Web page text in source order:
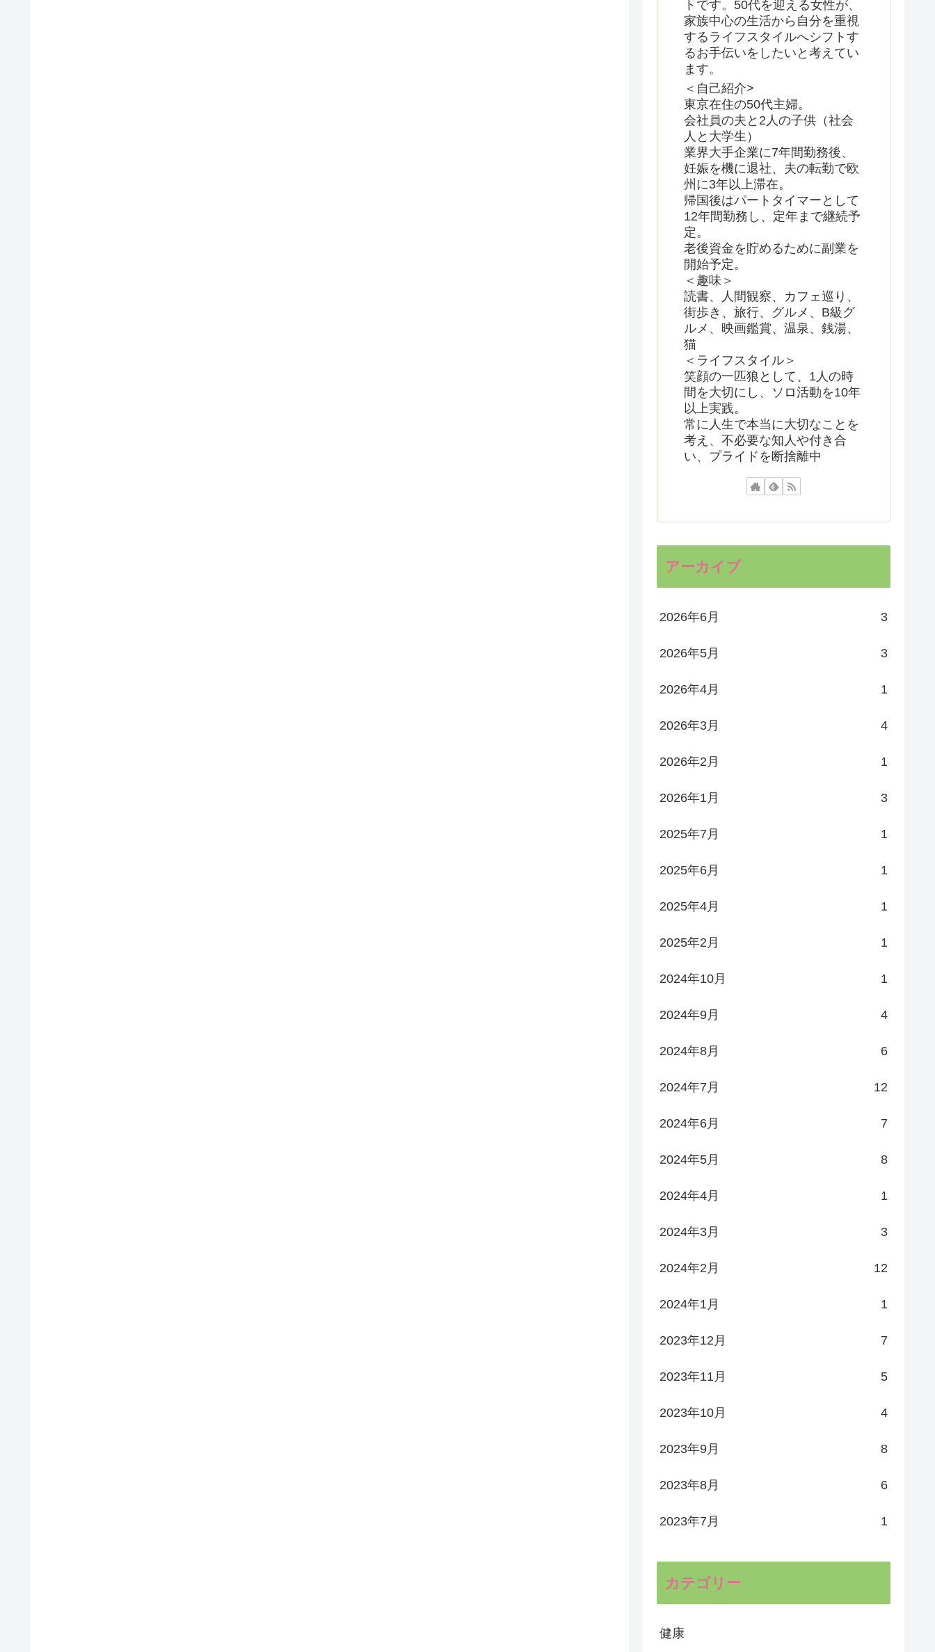
トです。50代を迎える女性が、
家族中心の生活から自分を重視
するライフスタイルへシフトす
るお手伝いをしたいと考えてい
ます。
＜自己紹介>
東京在住の50代主婦。
会社員の夫と2人の子供（社会
人と大学生）
業界大手企業に7年間勤務後、
妊娠を機に退社、夫の転勤で欧
州に3年以上滞在。
帰国後はパートタイマーとして
12年間勤務し、定年まで継続予
定。
老後資金を貯めるために副業を
開始予定。
＜趣味＞
読書、人間観察、カフェ巡り、
街歩き、旅行、グルメ、B級グ
ルメ、映画鑑賞、温泉、銭湯、
猫
＜ライフスタイル＞
笑顔の一匹狼として、1人の時
間を大切にし、ソロ活動を10年
以上実践。
常に人生で本当に大切なことを
考え、不必要な知人や付き合
い、プライドを断捨離中
アーカイブ
2026年6月 3
2026年5月 3
2026年4月 1
2026年3月 4
2026年2月 1
2026年1月 3
2025年7月 1
2025年6月 1
2025年4月 1
2025年2月 1
2024年10月 1
2024年9月 4
2024年8月 6
2024年7月 12
2024年6月 7
2024年5月 8
2024年4月 1
2024年3月 3
2024年2月 12
2024年1月 1
2023年12月 7
2023年11月 5
2023年10月 4
2023年9月 8
2023年8月 6
2023年7月 1
カテゴリー
健康